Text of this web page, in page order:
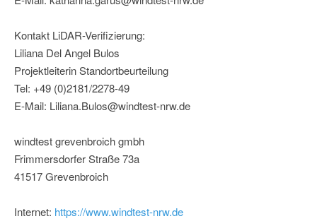
Kontakt LiDAR-Verifizierung:
Liliana Del Angel Bulos
Projektleiterin Standortbeurteilung
Tel: +49 (0)2181/2278-49
E-Mail: Liliana.Bulos@windtest-nrw.de
windtest grevenbroich gmbh
Frimmersdorfer Straße 73a
41517 Grevenbroich
Internet: https://www.windtest-nrw.de